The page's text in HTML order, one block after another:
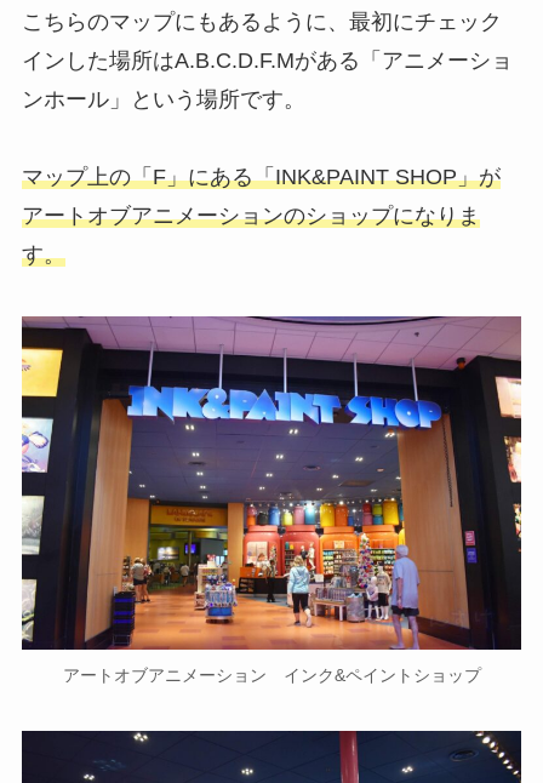
こちらのマップにもあるように、最初にチェック
インした場所はA.B.C.D.F.Mがある「アニメーショ
ンホール」という場所です。
マップ上の「F」にある「INK&PAINT SHOP」が
アートオブアニメーションのショップになりま
す。
アートオブアニメーション インク&ペイントショップ